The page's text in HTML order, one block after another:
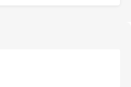
楽しめる外せないスポット